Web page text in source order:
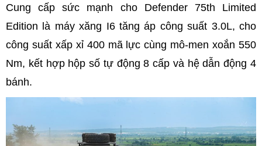
Cung cấp sức mạnh cho Defender 75th Limited
Edition là máy xăng I6 tăng áp công suất 3.0L, cho
công suất xấp xỉ 400 mã lực cùng mô-men xoắn 550
Nm, kết hợp hộp số tự động 8 cấp và hệ dẫn động 4
bánh.